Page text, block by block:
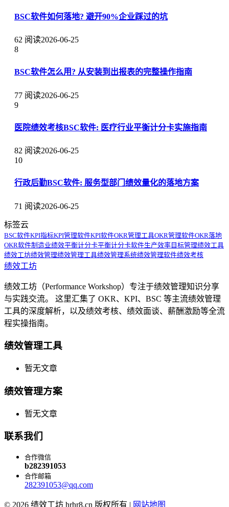
BSC软件如何落地? 避开90%企业踩过的坑
62 阅读2026-06-25
8
BSC软件怎么用? 从安装到出报表的完整操作指南
77 阅读2026-06-25
9
医院绩效考核BSC软件: 医疗行业平衡计分卡实施指南
82 阅读2026-06-25
10
行政后勤BSC软件: 服务型部门绩效量化的落地方案
71 阅读2026-06-25
标签云
BSC软件KPI指标KPI管理软件KPI软件OKR管理工具OKR管理软件OKR落地
OKR软件制造业绩效平衡计分卡平衡计分卡软件生产效率 目标管理绩效工具
绩效工坊绩效管理绩效管理工具绩效管理系统绩效管理软件绩效考核
绩效工坊
绩效工坊（Performance Workshop）专注于绩效管理知识分享
与实践交流。 这里汇集了 OKR、KPI、BSC 等主流绩效管理
工具的深度解析，以及绩效考核、绩效面谈、薪酬激励等全流
程实操指南。
绩效管理工具
暂无文章
绩效管理方案
暂无文章
联系我们
合作微信
b282391053
合作邮箱
282391053@qq.com
© 2026 绩效工坊 hrhr8.cn 版权所有 | 网站地图